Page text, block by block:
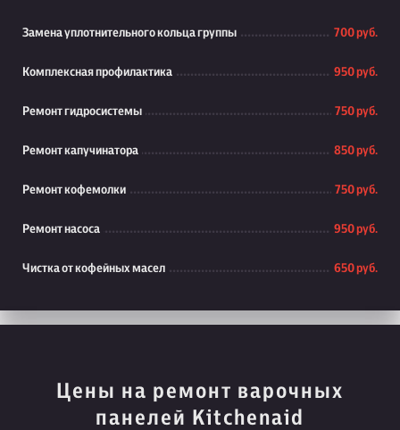
Замена уплотнительного кольца группы 700 руб.
Комплексная профилактика 950 руб.
Ремонт гидросистемы 750 руб.
Ремонт капучинатора 850 руб.
Ремонт кофемолки 750 руб.
Ремонт насоса 950 руб.
Чистка от кофейных масел 650 руб.
Цены на ремонт варочных
панелей Kitchenaid